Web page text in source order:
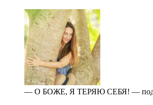
— О БОЖЕ, Я ТЕРЯЮ СЕБЯ! —